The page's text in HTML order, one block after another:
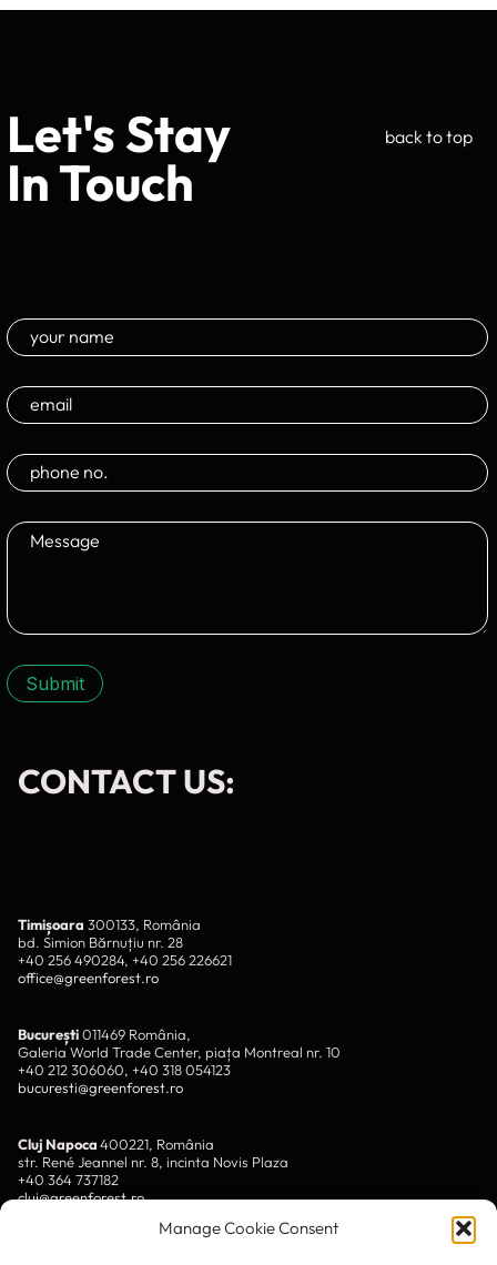
Manage Cookie Consent
Let's Stay
In Touch
back to top
Submit
CONTACT US:
Timișoara 300133, România
bd. Simion Bărnuțiu nr. 28
+40 256 490284, +40 256 226621
office@greenforest.ro
București011469 România,
Galeria World Trade Center, piața Montreal nr. 10
+40 212 306060, +40 318 054123
bucuresti@greenforest.ro
Cluj Napoca400221, România
str. René Jeannel nr. 8, incinta Novis Plaza
+40 364 737182
cluj@greenforest.ro